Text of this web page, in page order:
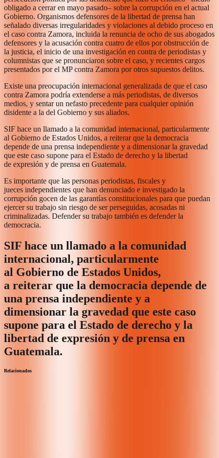
obligado a cerrar en mayo pasado– sobre la corrupción en el actual
Gobierno. Organismos defensores de la libertad de prensa han
señalado diversas irregularidades y violaciones al debido proceso en
el caso contra Zamora, incluida la renuncia de ocho de sus abogados
defensores y la acusación contra cuatro de ellos por obstrucción de
la justicia, el inicio de una investigación en contra de periodistas y
columnistas que se pronunciaron sobre el caso, y recientes cargos
presentados por el MP contra Zamora por otros supuestos delitos.
Existe una preocupación internacional generalizada de que el caso
contra Zamora podría extenderse a más periodistas, de diversos
medios, y sentar un nefasto precedente para cualquier opinión
disidente a la del Gobierno y sus aliados.
SIF hace un llamado a la comunidad internacional, particularmente
al Gobierno de Estados Unidos, a reiterar que la democracia
depende de una prensa independiente y a dimensionar la gravedad
que este caso supone para el Estado de derecho y la libertad
de expresión y de prensa en Guatemala.
Es importante que las personas periodistas, fiscales y
jueces independientes que han denunciado e investigado la
corrupción gocen de las garantías constitucionales para que puedan
ejercer su trabajo sin riesgo de ser perseguidas, acosadas ni
criminalizadas. Defender su trabajo también es defender la
democracia.
SIF hace un llamado a la comunidad
internacional, particularmente
al Gobierno de Estados Unidos,
a reiterar que la democracia depende de
una prensa independiente y a
dimensionar la gravedad que este caso
supone para el Estado de derecho y la
libertad de expresión y de prensa en
Guatemala.
Relacionados